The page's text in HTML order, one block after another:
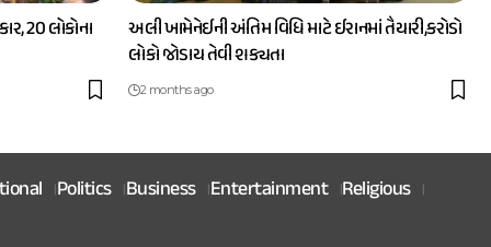
20 લોકોના
અલી ખામેનેઈની અંતિમ વિધિ માટે ઈરાનમાં તૈયારી,કરોડો
લોકો જોડાય તેવી શક્યતા
2 months ago
Politics Business Entertainment Religious